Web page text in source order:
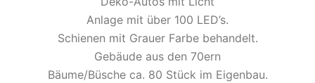
Anlage mit über 100 LED’s.
Schienen mit Grauer Farbe behandelt.
Gebäude aus den 70ern
Bäume/Büsche ca. 80 Stück im Eigenbau.